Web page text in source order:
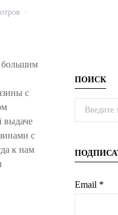
большим
с
выдаче
с
к нам
ПОИСК
Search for:
Email *